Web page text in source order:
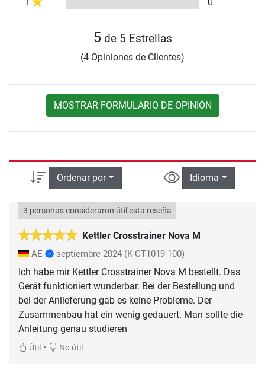
5 de 5 Estrellas
(4 Opiniones de Clientes)
MOSTRAR FORMULARIO DE OPINIÓN
Ordenar por Idioma
Kettler Crosstrainer Nova M
3 personas consideraron útil esta reseña
AE septiembre 2024 (K-CT1019-100)
Ich habe mir Kettler Crosstrainer Nova M bestellt. Das
Gerät funktioniert wunderbar. Bei der Bestellung und
bei der Anlieferung gab es keine Probleme. Der
Zusammenbau hat ein wenig gedauert. Man sollte die
Anleitung genau studieren
Útil • No útil